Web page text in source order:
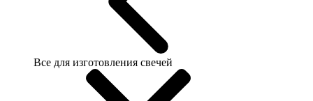
Все для изготовления свечей